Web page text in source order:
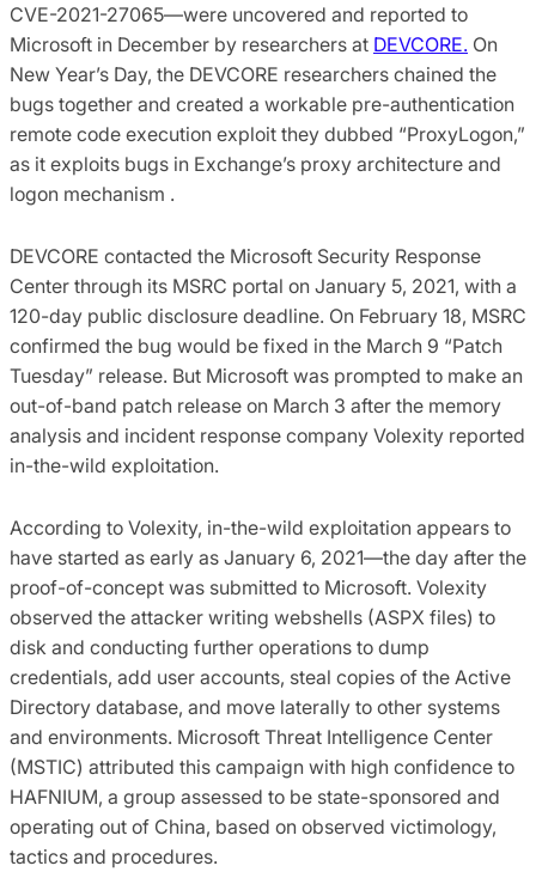
CVE-2021-27065—were uncovered and reported to
Microsoft in December by researchers at DEVCORE. On
New Year’s Day, the DEVCORE researchers chained the
bugs together and created a workable pre-authentication
remote code execution exploit they dubbed “ProxyLogon,”
as it exploits bugs in Exchange’s proxy architecture and
logon mechanism .
DEVCORE contacted the Microsoft Security Response
Center through its MSRC portal on January 5, 2021, with a
120-day public disclosure deadline. On February 18, MSRC
confirmed the bug would be fixed in the March 9 “Patch
Tuesday” release. But Microsoft was prompted to make an
out-of-band patch release on March 3 after the memory
analysis and incident response company Volexity reported
in-the-wild exploitation.
According to Volexity, in-the-wild exploitation appears to
have started as early as January 6, 2021—the day after the
proof-of-concept was submitted to Microsoft. Volexity
observed the attacker writing webshells (ASPX files) to
disk and conducting further operations to dump
credentials, add user accounts, steal copies of the Active
Directory database, and move laterally to other systems
and environments. Microsoft Threat Intelligence Center
(MSTIC) attributed this campaign with high confidence to
HAFNIUM, a group assessed to be state-sponsored and
operating out of China, based on observed victimology,
tactics and procedures.